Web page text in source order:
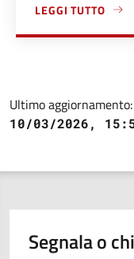
LEGGI TUTTO
A PROPOSITO DI
Ultimo aggiornamento:
10/03/2026,
Segnala o